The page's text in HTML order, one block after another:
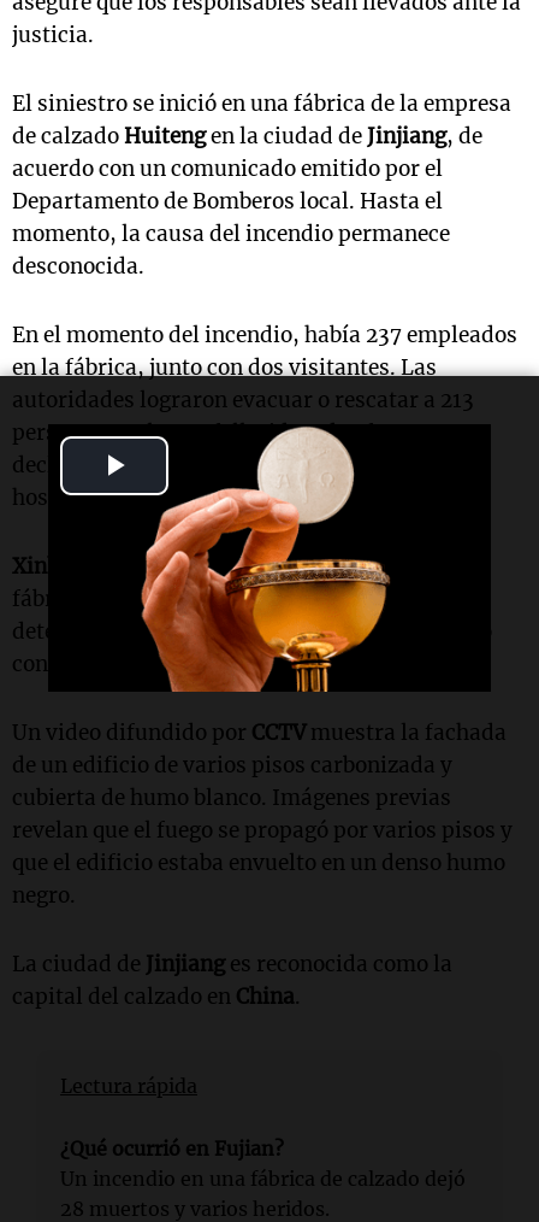
Video
justicia.
El siniestro se inició en una fábrica de la empresa
de calzadoHuitengen la ciudad deJinjiang, de
acuerdo con un comunicado emitido por el
Departamento de Bomberos local. Hasta el
momento, la causa del incendio permanece
desconocida.
En el momento del incendio, había 237 empleados
en la fábrica, junto con dos visitantes. Las
autoridades lograron evacuar o rescatar a 213
personas. De los 28 fallecidos, dos fueron
declarados muertos tras ser trasladados a un
hospital, informó la televisora estatal
Xinhua
también indicó que el propietario de la
fábrica y otras personas responsables han sido
detenidos, y las cuentas de la empresa han sido
congeladas como parte de la investigación.
Un video difundido por CCTVmuestra la fachada
de un edificio de varios pisos carbonizada y
cubierta de humo blanco. Imágenes previas
revelan que el fuego se propagó por varios pisos y
que el edificio estaba envuelto en un denso humo
negro.
La ciudad de Jinjianges reconocida como la
capital del calzado en China.
Lectura rápida
¿Qué ocurrió en Fujian?
Un incendio en una fábrica de calzado dejó
28 muertos y varios heridos.